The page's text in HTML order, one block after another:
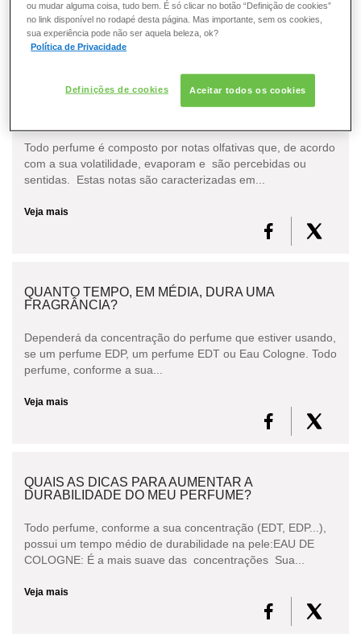
Veja mais
Todo perfume é composto por notas olfativas que, de acordo
com a sua volatilidade, evaporam e são percebidas ou
sentidas. Estas notas são caracterizadas em...
Veja mais
QUANTO TEMPO, EM MÉDIA, DURA UMA
FRAGRÂNCIA?
Dependerá da concentração do perfume que estiver usando,
se um perfume EDP, um perfume EDT ou Eau Cologne. Todo
perfume, conforme a sua...
Veja mais
QUAIS AS DICAS PARA AUMENTAR A
DURABILIDADE DO MEU PERFUME?
Todo perfume, conforme a sua concentração (EDT, EDP...),
possui um tempo médio de durabilidade na pele:EAU DE
COLOGNE: É a mais suave das concentrações Sua...
Veja mais
ou mudar alguma coisa, tudo bem. É só clicar no botão “Definição de cookies”
no link disponível no rodapé desta página. Mas importante, sem os cookies,
sua experiência pode não ser aquela beleza, ok?
Política de Privacidade
Definições de cookies Aceitar todos os cookies